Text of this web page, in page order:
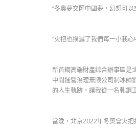
“冬奧夢交匯中國夢，幻想可
“火把也撲滅了我們每一小我
新首鋼高端財產綜合辦事區是
中間運營治理無限公司制冰
的人生軌跡，讓我從一名軋鋼
當晚，北京2022年冬奧會火